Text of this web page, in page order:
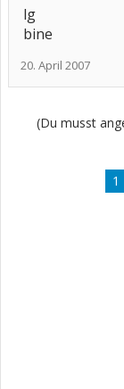
lg
bine
20. April 2007
(Du musst
1